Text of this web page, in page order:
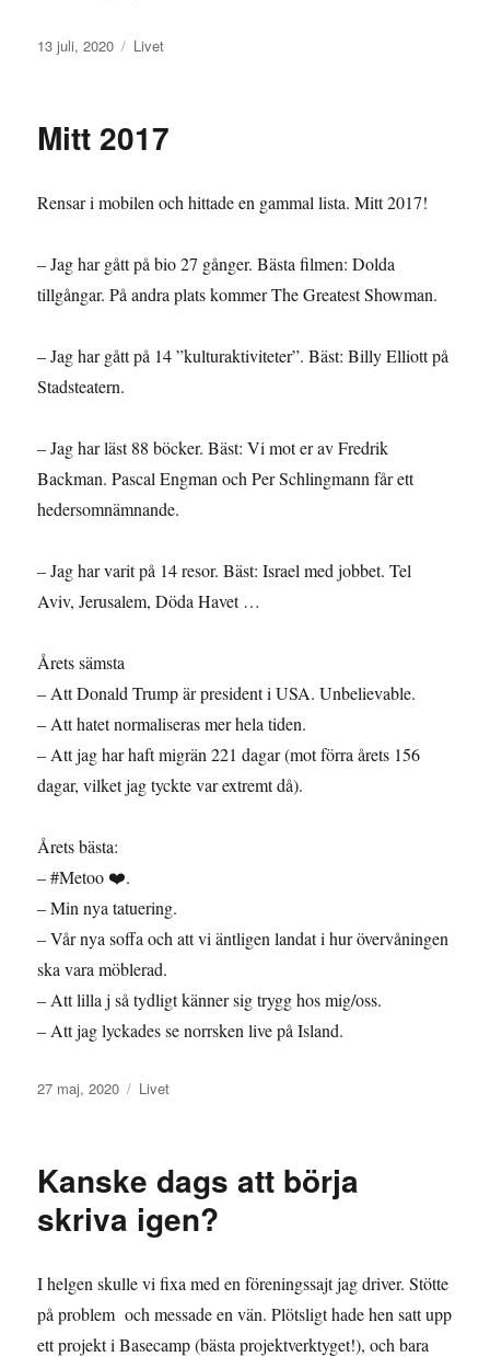
Publicerat
13 juli, 2020 Kategorier
Livet
Mitt 2017
Rensar i mobilen och hittade en gammal lista. Mitt 2017!
– Jag har gått på bio 27 gånger. Bästa filmen: Dolda
tillgångar. På andra plats kommer The Greatest Showman.
– Jag har gått på 14 ”kulturaktiviteter”. Bäst: Billy Elliott på
Stadsteatern.
– Jag har läst 88 böcker. Bäst: Vi mot er av Fredrik
Backman. Pascal Engman och Per Schlingmann får ett
hedersomnämnande.
– Jag har varit på 14 resor. Bäst: Israel med jobbet. Tel
Aviv, Jerusalem, Döda Havet …
Årets sämsta
– Att Donald Trump är president i USA. Unbelievable.
– Att hatet normaliseras mer hela tiden.
– Att jag har haft migrän 221 dagar (mot förra årets 156
dagar, vilket jag tyckte var extremt då).
Årets bästa:
– #Metoo ❤️.
– Min nya tatuering.
– Vår nya soffa och att vi äntligen landat i hur övervåningen
ska vara möblerad.
– Att lilla j så tydligt känner sig trygg hos mig/oss.
– Att jag lyckades se norrsken live på Island.
Publicerat
27 maj, 2020 Kategorier
Livet
Kanske dags att börja
skriva igen?
I helgen skulle vi fixa med en föreningssajt jag driver. Stötte
på problem och messade en vän. Plötsligt hade hen satt upp
ett projekt i Basecamp (bästa projektverktyget!), och bara